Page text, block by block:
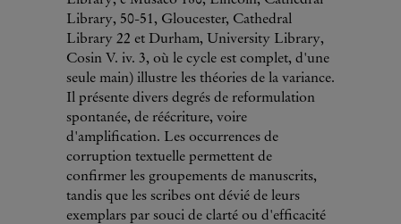
Library, 50-51, Gloucester, Cathedral
Library 22 et Durham, University Library,
Cosin V. iv. 3, où le cycle est complet, d'une
seule main) illustre les théories de la variance.
Il présente divers degrés de reformulation
spontanée, de réécriture, voire
d'amplification. Les occurrences de
corruption textuelle permettent de
confirmer les groupements de manuscrits,
tandis que les scribes ont dévié de leurs
exemplars par souci de clarté ou d'efficacité